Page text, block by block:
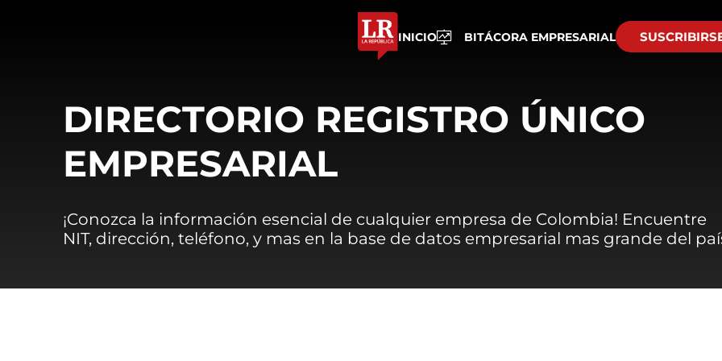
INICIO BITÁCORA EMPRESARIAL
DIRECTORIO REGISTRO ÚNICO
EMPRESARIAL
¡Conozca la información esencial de cualquier empresa de Colombia! Encuentre
NIT, dirección, teléfono, y mas en la base de datos empresarial mas grande del